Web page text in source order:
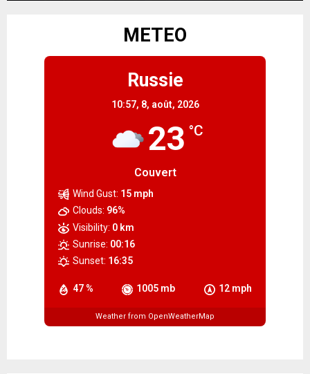
METEO
Russie
10:57, 8, août, 2026
23 °C
Couvert
47 % 1005 mb 12 mph
Wind Gust: 15 mph
Clouds: 96%
Visibility: 0 km
Sunrise: 00:16
Sunset: 16:35
Weather from OpenWeatherMap